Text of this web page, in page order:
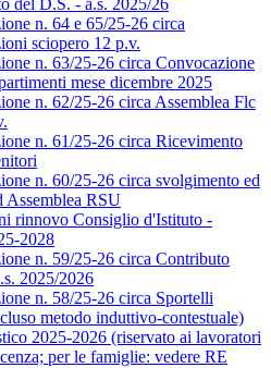
del D.S. - a.s. 2025/26
n. 64 e 65/25-26 circa
sciopero 12 p.v.
n. 63/25-26 circa Convocazione
mese dicembre 2025
n. 62/25-26 circa Assemblea Flc
n. 61/25-26 circa Ricevimento
n. 60/25-26 circa svolgimento ed
Assemblea RSU
rinnovo Consiglio d'Istituto -
2028
n. 59/25-26 circa Contributo
2025/2026
n. 58/25-26 circa Sportelli
metodo induttivo-contestuale)
2025-2026 (riservato ai lavoratori
per le famiglie: vedere RE